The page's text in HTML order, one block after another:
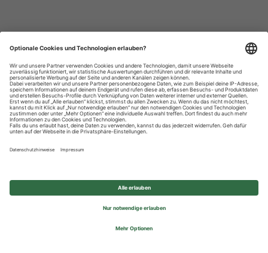
Datenschutzhinweise
Impressum
Privatsphäre-Einstellungen
© 2026 REWE Group - All rights reserved